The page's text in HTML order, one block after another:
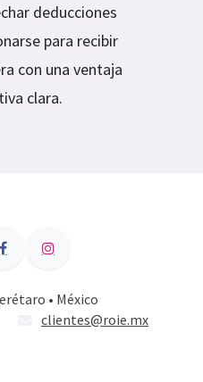
deducciones
para recibir
con una ventaja
clara.
• México
clientes@roie.mx